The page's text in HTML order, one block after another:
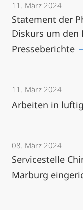
11. März 2024
Statement der
Diskurs um
Presseberichte
11. März 2024
Arbeiten in
08. März 2024
Servicestelle
Marburg